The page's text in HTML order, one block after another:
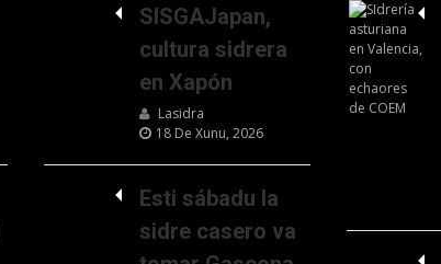
SISGAJapan,
cultura sidrera
en Xapón
Lasidra
18 De Xunu, 2026
Esti sábadu la
sidre casero va